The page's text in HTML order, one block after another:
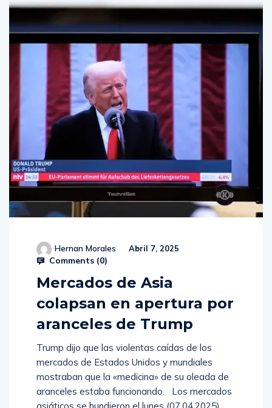
Hernan Morales Abril 7, 2025
Comments (0)
Mercados de Asia
colapsan en apertura por
aranceles de Trump
Trump dijo que las violentas caídas de los
mercados de Estados Unidos y mundiales
mostraban que la «medicina» de su oleada de
aranceles estaba funcionando. Los mercados